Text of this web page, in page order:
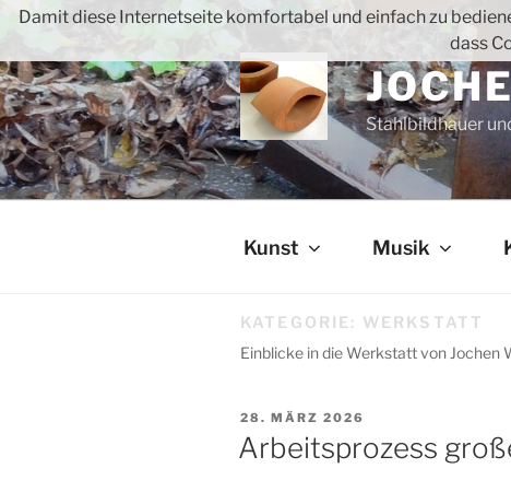
Zum
springen
Stahlbildhauer
Kunst Musik
KATEGORIE: WERKSTATT
Einblicke in die Werkstatt von Jochen
VERÖFFENTLICHT
AM
28. MÄRZ 2026
Arbeitsprozess
Damit diese Internetseite komfortabel und einfach zu
dass